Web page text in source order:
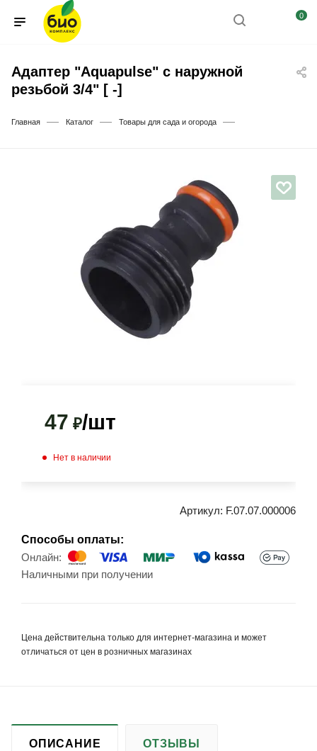
0
Адаптер "Aquapulse" с наружной
резьбой 3/4" [ -]
Главная — Каталог — Товары для сада и огорода —
47 ₽/шт
Нет в наличии
Артикул: F.07.07.000006
Способы оплаты:
Онлайн:
Наличными при получении
Цена действительна только для интернет-магазина и может
отличаться от цен в розничных магазинах
ОПИСАНИЕ ОТЗЫВЫ